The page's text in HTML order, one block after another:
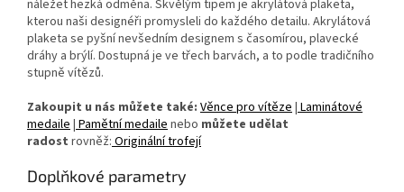
náležet hezká odměna. Skvělým tipem je akrylátová plaketa,
kterou naši designéři promysleli do každého detailu. Akrylátová
plaketa se pyšní nevšedním designem s časomírou, plavecké
dráhy a brýlí. Dostupná je ve třech barvách, a to podle tradičního
stupně vítězů.
Zakoupit u nás můžete také: Věnce pro vítěze| Laminátové
medaile| Pamětní medailenebo můžete udělat
radost rovněž: Originální trofejí
Doplňkové parametry